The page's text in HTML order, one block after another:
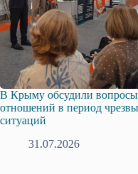
вопросы трудовых
в период чрезвычайных